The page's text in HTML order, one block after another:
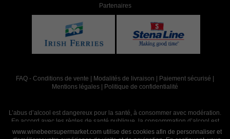
Partenaires
FAQ - Conditions de vente Modalités de livraison Paiement sécurisé
Mentions légales
Politique de confidentialité
L’abus d’alcool est dangereux pour la santé, à consommer avec modération.
En accord avec les règles de santé publique, la consommation d’alcool est
interdite aux mineurs, strictement réservée aux adultes de 18 ans et plus
www.winebeersupermarket.com utilise des cookies afin de personnaliser et